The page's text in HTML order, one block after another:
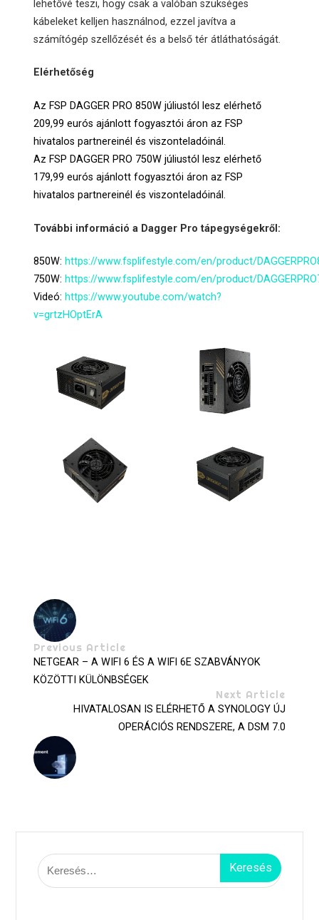
lehetővé teszi, hogy csak a valóban szükséges
kábeleket kelljen használnod, ezzel javítva a
számítógép szellőzését és a belső tér átláthatóságát.
Elérhetőség
Az FSP DAGGER PRO 850W júliustól lesz elérhető
209,99 eurós ajánlott fogyasztói áron az FSP
hivatalos partnereinél és viszonteladóinál.
Az FSP DAGGER PRO 750W júliustól lesz elérhető
179,99 eurós ajánlott fogyasztói áron az FSP
hivatalos partnereinél és viszonteladóinál.
További információ a Dagger Pro tápegységekről:
850W: https://www.fsplifestyle.com/en/product/
750W: https://www.fsplifestyle.com/en/product/
Videó: https://www.youtube.com/watch?
v=grtzHOptErA
Previous Article
NETGEAR – A WIFI 6 ÉS A WIFI 6E SZABVÁNYOK
KÖZÖTTI KÜLÖNBSÉGEK
Next Article
HIVATALOSAN IS ELÉRHETŐ A SYNOLOGY ÚJ
OPERÁCIÓS RENDSZERE, A DSM 7.0
Keresés: